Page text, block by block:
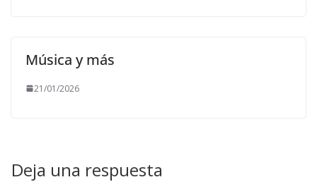
Música y más
21/01/2026
Deja una respuesta